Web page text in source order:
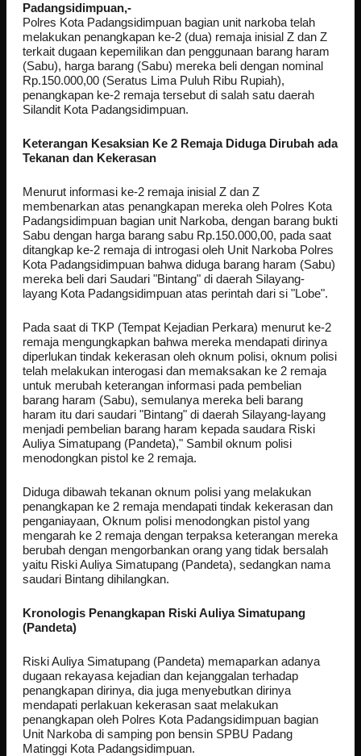
Padangsidimpuan,-
Polres Kota Padangsidimpuan bagian unit narkoba telah
melakukan penangkapan ke-2 (dua) remaja inisial Z dan Z
terkait dugaan kepemilikan dan penggunaan barang haram
(Sabu), harga barang (Sabu) mereka beli dengan nominal
Rp.150.000,00 (Seratus Lima Puluh Ribu Rupiah),
penangkapan ke-2 remaja tersebut di salah satu daerah
Silandit Kota Padangsidimpuan.
Keterangan Kesaksian Ke 2 Remaja Diduga Dirubah ada
Tekanan dan Kekerasan
Menurut informasi ke-2 remaja inisial Z dan Z
membenarkan atas penangkapan mereka oleh Polres Kota
Padangsidimpuan bagian unit Narkoba, dengan barang bukti
Sabu dengan harga barang sabu Rp.150.000,00, pada saat
ditangkap ke-2 remaja di introgasi oleh Unit Narkoba Polres
Kota Padangsidimpuan bahwa diduga barang haram (Sabu)
mereka beli dari Saudari "Bintang" di daerah Silayang-
layang Kota Padangsidimpuan atas perintah dari si "Lobe".
Pada saat di TKP (Tempat Kejadian Perkara) menurut ke-2
remaja mengungkapkan bahwa mereka mendapati dirinya
diperlukan tindak kekerasan oleh oknum polisi, oknum polisi
telah melakukan interogasi dan memaksakan ke 2 remaja
untuk merubah keterangan informasi pada pembelian
barang haram (Sabu), semulanya mereka beli barang
haram itu dari saudari "Bintang" di daerah Silayang-layang
menjadi pembelian barang haram kepada saudara Riski
Auliya Simatupang (Pandeta)," Sambil oknum polisi
menodongkan pistol ke 2 remaja.
Diduga dibawah tekanan oknum polisi yang melakukan
penangkapan ke 2 remaja mendapati tindak kekerasan dan
penganiayaan, Oknum polisi menodongkan pistol yang
mengarah ke 2 remaja dengan terpaksa keterangan mereka
berubah dengan mengorbankan orang yang tidak bersalah
yaitu Riski Auliya Simatupang (Pandeta), sedangkan nama
saudari Bintang dihilangkan.
Kronologis Penangkapan Riski Auliya Simatupang
(Pandeta)
Riski Auliya Simatupang (Pandeta) memaparkan adanya
dugaan rekayasa kejadian dan kejanggalan terhadap
penangkapan dirinya, dia juga menyebutkan dirinya
mendapati perlakuan kekerasan saat melakukan
penangkapan oleh Polres Kota Padangsidimpuan bagian
Unit Narkoba di samping pon bensin SPBU Padang
Matinggi Kota Padangsidimpuan.